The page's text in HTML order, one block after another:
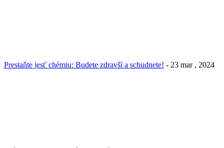
Prestaňte jesť chémiu: Budete zdravší a schudnete! - 23 mar , 2024